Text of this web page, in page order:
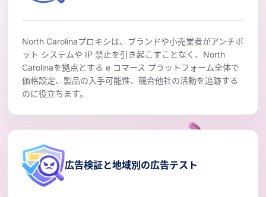
North Carolinaプロキシは、ブランドや小売業者がアンチボ
ット システムや IP 禁止を引き起こすことなく、North
Carolinaを拠点とする e コマース プラットフォーム全体で
価格設定、製品の入手可能性、競合他社の活動を追跡する
のに役立ちます。
広告検証と地域別の広告テスト